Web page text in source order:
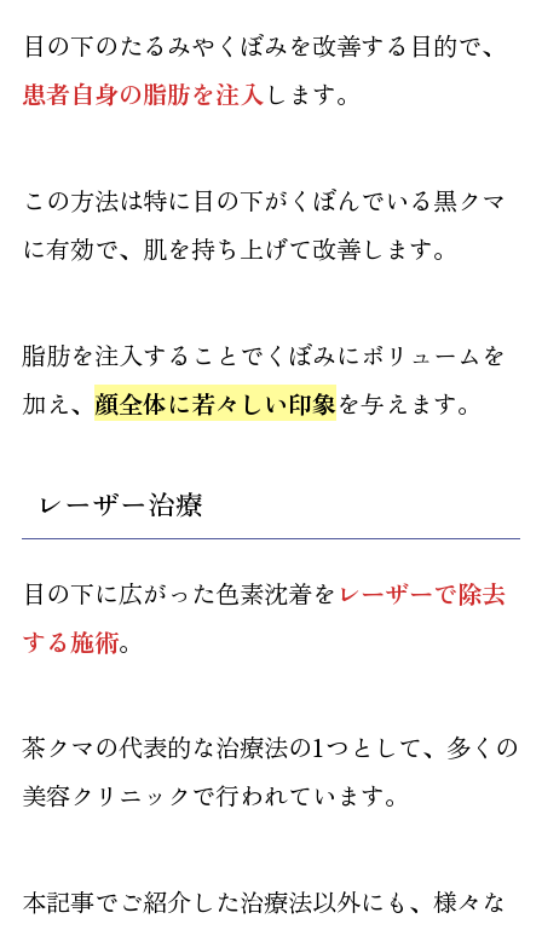
目の下のたるみやくぼみを改善する目的で、
患者自身の脂肪を注入します。
この方法は特に目の下がくぼんでいる黒クマ
に有効で、肌を持ち上げて改善します。
脂肪を注入することでくぼみにボリュームを
加え、 顔全体に若々しい印象を与えます。
レーザー治療
目の下に広がった色素沈着を レーザーで除去
する施術。
茶クマの代表的な治療法の1つとして、多くの
美容クリニックで行われています。
本記事でご紹介した治療法以外にも、様々な